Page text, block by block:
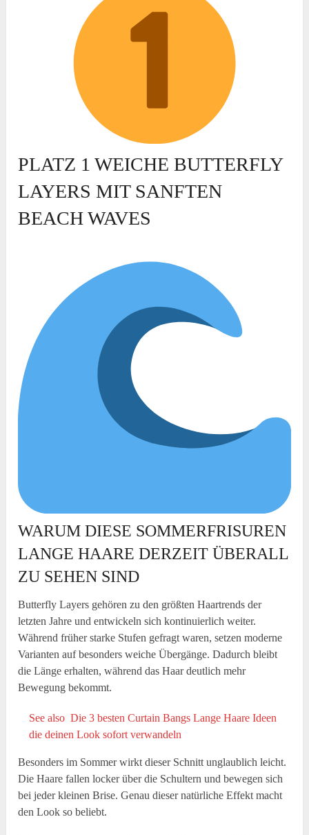
PLATZ 1 WEICHE BUTTERFLY
LAYERS MIT SANFTEN
BEACH WAVES
WARUM DIESE SOMMERFRISUREN
LANGE HAARE DERZEIT ÜBERALL
ZU SEHEN SIND
Butterfly Layers gehören zu den größten Haartrends der
letzten Jahre und entwickeln sich kontinuierlich weiter.
Während früher starke Stufen gefragt waren, setzen moderne
Varianten auf besonders weiche Übergänge. Dadurch bleibt
die Länge erhalten, während das Haar deutlich mehr
Bewegung bekommt.
See also Die 3 besten Curtain Bangs Lange Haare Ideen
die deinen Look sofort verwandeln
Besonders im Sommer wirkt dieser Schnitt unglaublich leicht.
Die Haare fallen locker über die Schultern und bewegen sich
bei jeder kleinen Brise. Genau dieser natürliche Effekt macht
den Look so beliebt.